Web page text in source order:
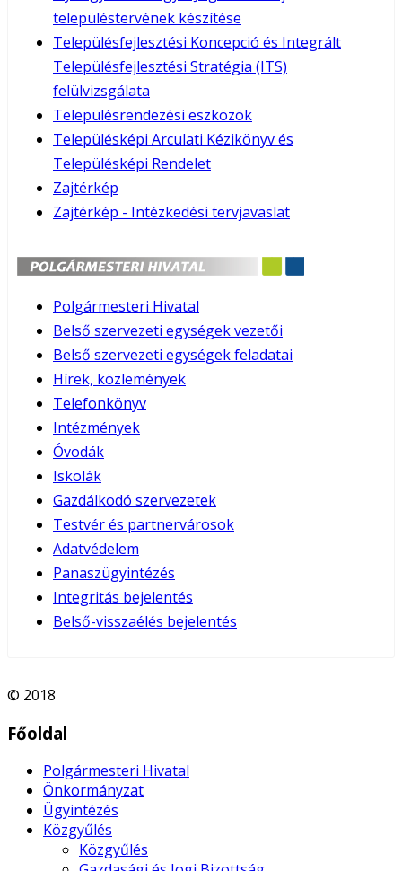
településtervének készítése
Településfejlesztési Koncepció és Integrált
Településfejlesztési Stratégia (ITS)
felülvizsgálata
Településrendezési eszközök
Településképi Arculati Kézikönyv és
Településképi Rendelet
Zajtérkép
Zajtérkép - Intézkedési tervjavaslat
Polgármesteri Hivatal
Belső szervezeti egységek vezetői
Belső szervezeti egységek feladatai
Hírek, közlemények
Telefonkönyv
Intézmények
Óvodák
Iskolák
Gazdálkodó szervezetek
Testvér és partnervárosok
Adatvédelem
Panaszügyintézés
Integritás bejelentés
Belső-visszaélés bejelentés
© 2018
Főoldal
Polgármesteri Hivatal
Önkormányzat
Ügyintézés
Közgyűlés
Közgyűlés